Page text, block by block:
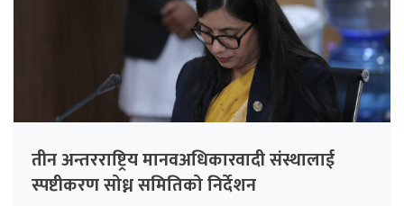
तीन अन्तरराष्ट्रिय मानवअधिकारवादी संस्थालाई
स्पष्टीकरण सोध्न समितिको निर्देशन